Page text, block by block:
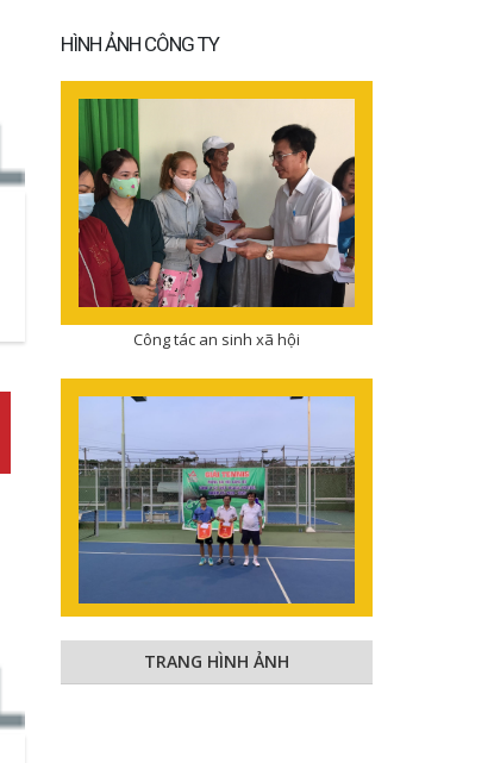
HÌNH ẢNH CÔNG TY
Công tác an sinh xã hội
Hoạt động văn hóa thể thao
TRANG HÌNH ẢNH